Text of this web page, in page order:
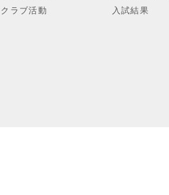
クラブ活動
入試結果